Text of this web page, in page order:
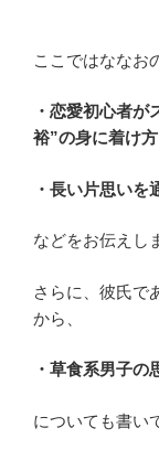
ここではななお
・恋愛初心者
裕”の身に着け方
・長い片思い
などをお伝えし
さらに、彼氏で
から、
・草食系男子の
についても書い